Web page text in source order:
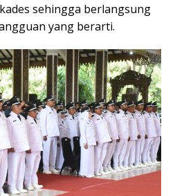
sehingga berlangsung
yang berarti.